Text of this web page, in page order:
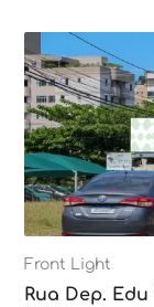
Front Light
Rua Dep.